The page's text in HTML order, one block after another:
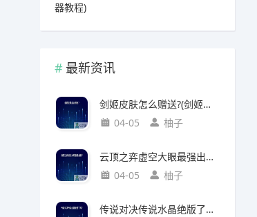
器教程)
最新资讯
剑姬皮肤怎么赠送?(剑姬皮肤怎么赠送给别人)
04-05
柚子
云顶之弈虚空大眼最强出装?(云顶之弈虚空之眼出装)
04-05
柚子
传说对决传说水晶绝版了吗?(传说对决 传说水晶)